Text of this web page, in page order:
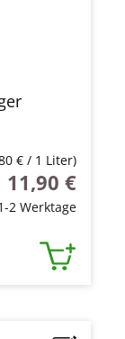
€ / 1 Liter)
Regulärer Preis:
11,90 €
2 Werktage